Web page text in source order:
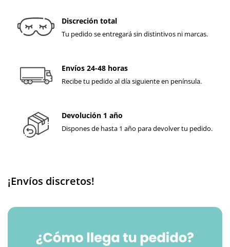
Discreción total
Tu pedido se entregará sin distintivos ni marcas.
Envíos 24-48 horas
Recibe tu pedido al día siguiente en península.
Devolución 1 año
Dispones de hasta 1 año para devolver tu pedido.
¡Envíos discretos!